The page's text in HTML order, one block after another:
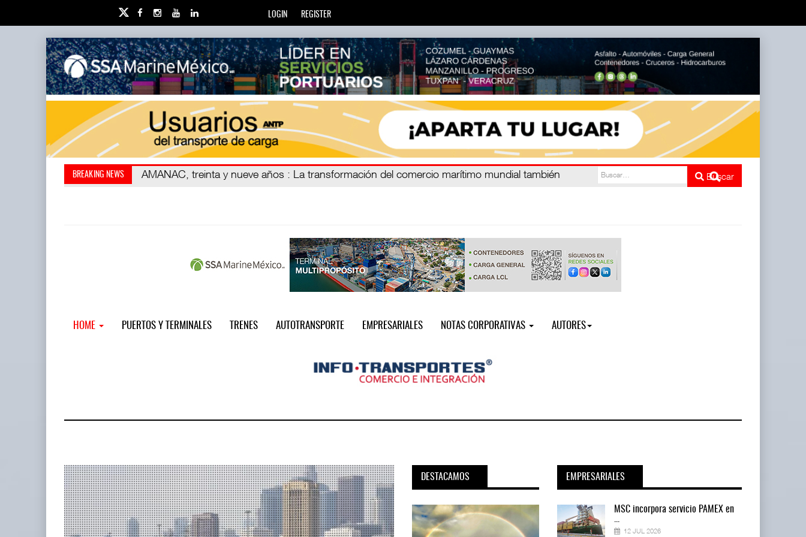
LOGIN REGISTER
BREAKING NEWS Kanasín, evitar crisis ambien
AMANAC, treinta y nueve años : La transformación del comercio marítimo mundial también
Buscar
HOME PUERTOS Y TERMINALES TRENES AUTOTRANSPORTE EMPRESARIALES NOTAS CORPORATIVAS AUTORES
DESTACAMOS EMPRESARIALES
MSC incorpora servicio PAMEX en
...
12 JUL 2026
MSC incorpora servicio PAMEX en
...
12 JUL 2026
MSC incorpora servicio PAMEX en
12 JUL 2026